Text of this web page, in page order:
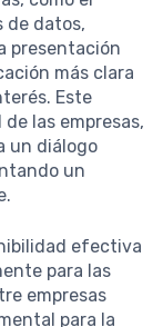
de datos,
presentación
más clara
Este
las empresas,
un diálogo
un
efectiva
para las
empresas
para la